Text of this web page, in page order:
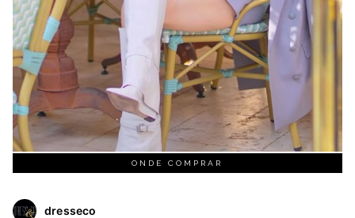
ONDE COMPRAR
dresseco